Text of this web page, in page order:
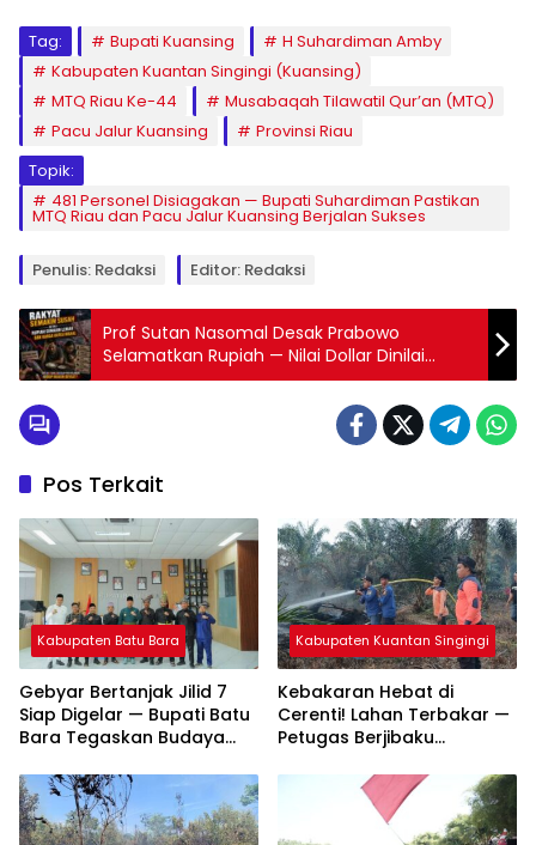
Tag: Bupati Kuansing
H Suhardiman Amby
Kabupaten Kuantan Singingi (Kuansing)
MTQ Riau Ke-44
Musabaqah Tilawatil Qur’an (MTQ)
Pacu Jalur Kuansing
Provinsi Riau
Topik:
481 Personel Disiagakan — Bupati Suhardiman Pastikan
MTQ Riau dan Pacu Jalur Kuansing Berjalan Sukses
Penulis: Redaksi Editor: Redaksi
Prof Sutan Nasomal Desak Prabowo
Selamatkan Rupiah — Nilai Dollar Dinilai
Menghancurkan Ekonomi Rakyat
Pos Terkait
Kabupaten Batu Bara
Gebyar Bertanjak Jilid 7
Siap Digelar — Bupati Batu
Bara Tegaskan Budaya
Kabupaten Kuantan Singingi
Kebakaran Hebat di
Cerenti! Lahan Terbakar —
Petugas Berjibaku